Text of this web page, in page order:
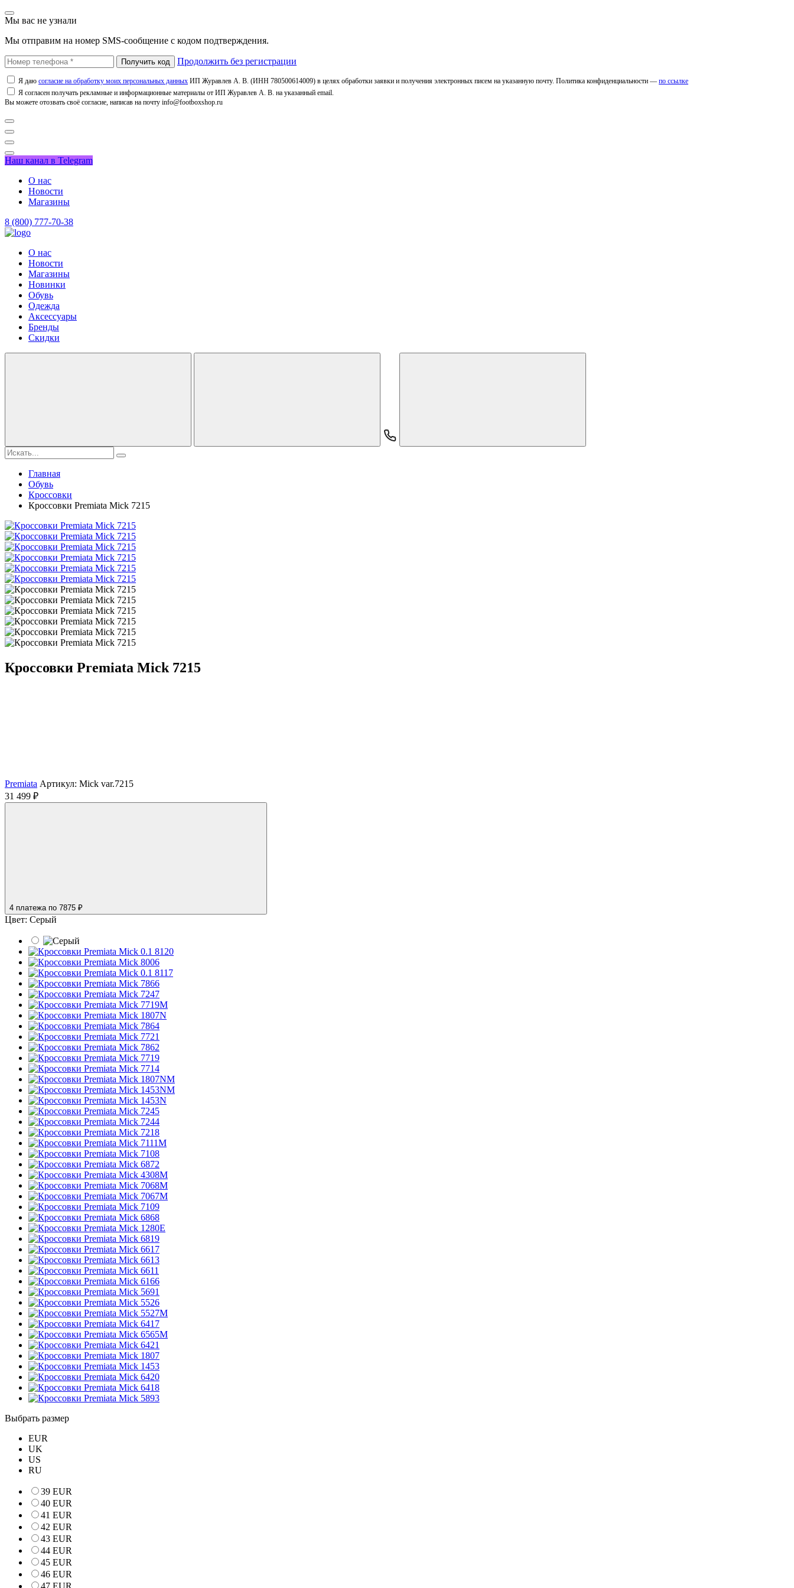
Мы вас не узнали
Мы отправим на номер SMS-сообщение с кодом подтверждения.
Продолжить без регистрации
Я даю согласие на обработку моих персональных данных ИП Журавлев А. В. (ИНН 780500614009) в целях обработки заявки и получения электронных писем на указанную почту. Политика конфиденциальности — по ссылке
Я согласен получать рекламные и информационные материалы от ИП Журавлев А. В. на указанный email.
Вы можете отозвать своё согласие, написав на почту info@footboxshop.ru
Наш канал в Telegram
О нас
Новости
Магазины
8 (800) 777-70-38
О нас
Новости
Магазины
Новинки
Обувь
Одежда
Аксессуары
Бренды
Скидки
Главная
Обувь
Кроссовки
Кроссовки Premiata Mick 7215
Кроссовки Premiata Mick 7215
Premiata Артикул: Mick var.7215
31 499 ₽
4 платежа по 7875 ₽
Цвет: Серый
Выбрать размер
EUR
UK
US
RU
39 EUR
40 EUR
41 EUR
42 EUR
43 EUR
44 EUR
45 EUR
46 EUR
47 EUR